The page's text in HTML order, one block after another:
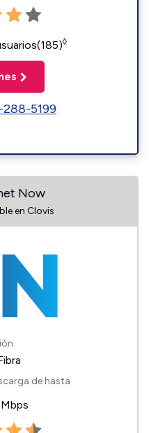
◊
5199
Now
en Clovis
de hasta
Mbps